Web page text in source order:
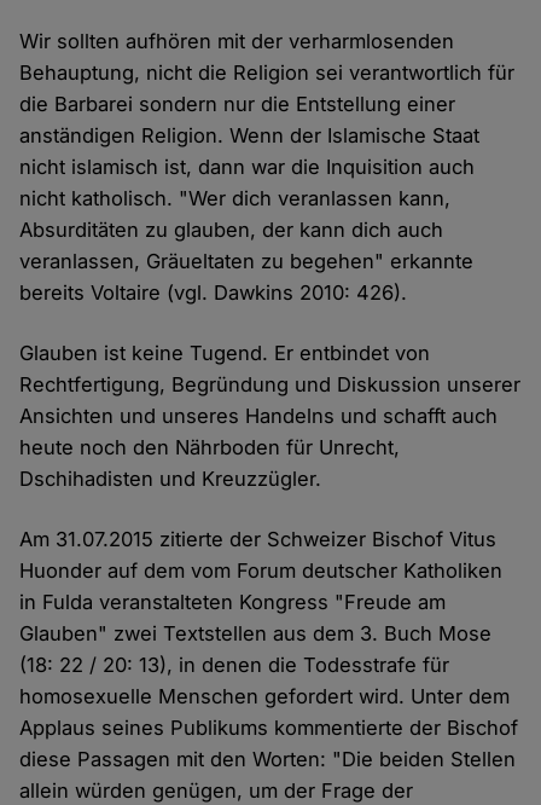
Wir sollten aufhören mit der verharmlosenden
Behauptung, nicht die Religion sei verantwortlich für
die Barbarei sondern nur die Entstellung einer
anständigen Religion. Wenn der Islamische Staat
nicht islamisch ist, dann war die Inquisition auch
nicht katholisch. "Wer dich veranlassen kann,
Absurditäten zu glauben, der kann dich auch
veranlassen, Gräueltaten zu begehen" erkannte
bereits Voltaire (vgl. Dawkins 2010: 426).
Glauben ist keine Tugend. Er entbindet von
Rechtfertigung, Begründung und Diskussion unserer
Ansichten und unseres Handelns und schafft auch
heute noch den Nährboden für Unrecht,
Dschihadisten und Kreuzzügler.
Am 31.07.2015 zitierte der Schweizer Bischof Vitus
Huonder auf dem vom Forum deutscher Katholiken
in Fulda veranstalteten Kongress "Freude am
Glauben" zwei Textstellen aus dem 3. Buch Mose
(18: 22 / 20: 13), in denen die Todesstrafe für
homosexuelle Menschen gefordert wird. Unter dem
Applaus seines Publikums kommentierte der Bischof
diese Passagen mit den Worten: "Die beiden Stellen
allein würden genügen, um der Frage der